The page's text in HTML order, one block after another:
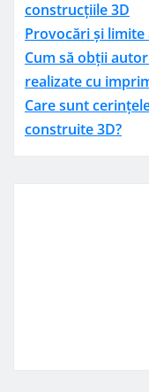
construcțiile 3D
Provocări și
Cum să obții
realizate cu
Care sunt
construite 3D?